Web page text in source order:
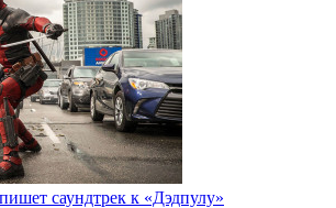
саундтрек к «Дэдпулу»